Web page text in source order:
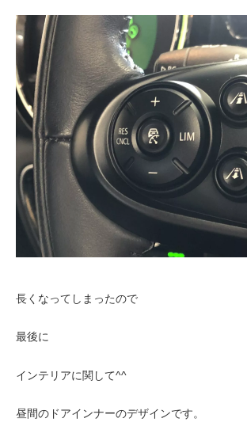
長くなってしまったので
最後に
インテリアに関して^^
昼間のドアインナーのデザインです。